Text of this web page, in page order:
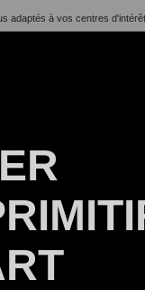
adaptés à vos centres